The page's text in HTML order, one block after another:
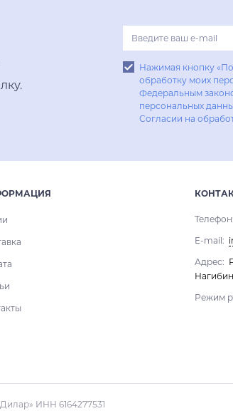
Нажимая кнопку
обработку моих
Федеральным
персональных
Согласии на
Телефон:
E-mail:
Адрес:
Режим
ИНН 6164277531